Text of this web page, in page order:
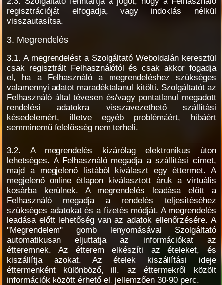
regisztrációját elfogadja, vagy indoklás nélkül
visszautasítsa.
3. Megrendelés
3.1. A megrendelést a Szolgáltató Weboldalán keresztül
csak regisztrált Felhasználótól és csak akkor fogadja
el, ha a Felhasználó a megrendeléshez szükséges
valamennyi adatot maradéktalanul kitölti. Szolgáltatót az
Felhasználó által tévesen és/vagy pontatlanul megadott
rendelési adatokra visszavezethető szállítási
késedelemért, illetve egyéb problémáért, hibáért
semminemű felelősség nem terheli.
3.2. A megrendelés kizárólag elektronikus úton
lehetséges. A Felhasználó megadja a szállítási címet,
majd a megjelenő listából kiválaszt egy éttermet. A
megjelenő online étlapon kiválasztott áruk a virtuális
kosárba kerülnek. A megrendelés leadása előtt a
Felhasználó megadja a rendelés teljesítéséhez
szükséges adatokat és a fizetés módját. A megrendelés
leadása előtt lehetőség van az adatok ellenőrzésére. A
"Megrendelem" gomb lenyomásával Szolgáltató
automatikusan eljuttatja az információkat az
étteremnek. Az étterem elkészíti az ételeket, és
kiszállítja azokat. Az ételek kiszállítási ideje
éttermenként különböző, ill. az éttermekről közölt
információk között érhető el, jellemzően 30-90 perc.